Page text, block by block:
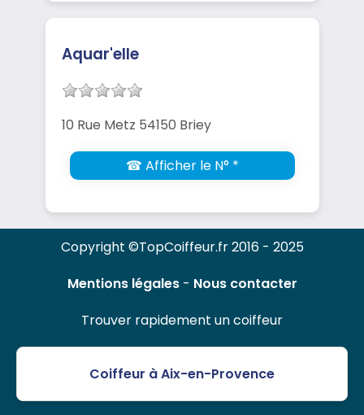
Aquar'elle
10 Rue Metz 54150 Briey
☎ Afficher le N° *
Copyright ©TopCoiffeur.fr 2016 - 2025
Mentions légales- Nous contacter
Trouver rapidement un coiffeur
Coiffeur à Aix-en-Provence